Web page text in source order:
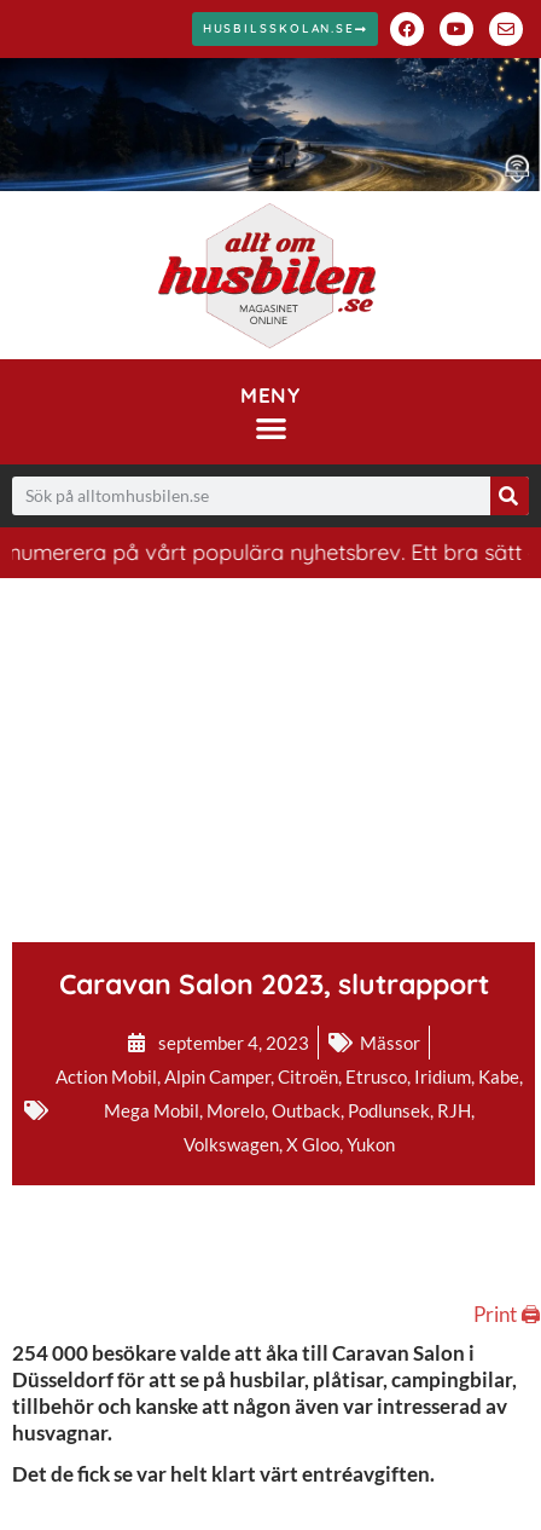
HUSBILSSKOLAN.SE
MENY
på vårt populära nyhetsbrev. Ett bra sätt att
Caravan Salon 2023, slutrapport
september 4, 2023
Mässor
Action Mobil,Alpin Camper,Citroën, Etrusco, Iridium, Kabe,
Mega Mobil, Morelo,Outback, Podlunsek, RJH,
Volkswagen,X Gloo,Yukon
Print 🖨
254 000 besökare valde att åka till Caravan Salon i
Düsseldorf för att se på husbilar, plåtisar, campingbilar,
tillbehör och kanske att någon även var intresserad av
husvagnar.
Det de fick se var helt klart värt entréavgiften.